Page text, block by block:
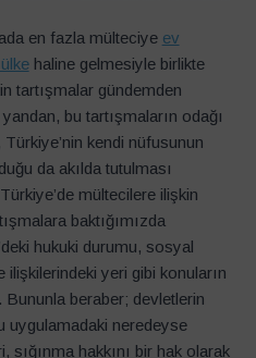
en fazla mülteciye ev
haline gelmesiyle birlikte
tartışmalar gündemden
bu tartışmaların odağı
kendi nüfusunun
da akılda tutulması
mültecilere ilişkin
baktığımızda
hukuki durumu, sosyal
yeri gibi konuların
Bununla beraber; devletlerin
uygulamadaki neredeyse
hakkını bir hak olarak